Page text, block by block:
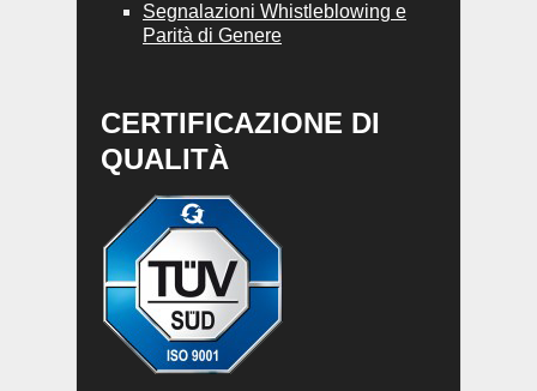
Segnalazioni Whistleblowing e
Parità di Genere
CERTIFICAZIONE DI
QUALITÀ